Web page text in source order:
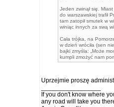
Jeden zwinął się.
do warszawskiej trafił
tam zatopił smutek w
winiąc innych za swą
Cała trójka, na
w dzień wróciła (sen
bajki zmyśla: „Może
kumpli zmożyć nam
Uprzejmie proszę
If you don't know where
any road will take you